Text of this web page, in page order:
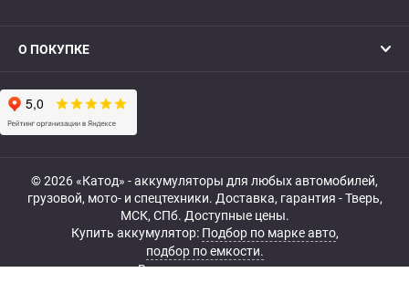
О ПОКУПКЕ
© 2026 «Катод» - аккумуляторы для любых автомобилей,
грузовой, мото- и спецтехники. Доставка, гарантия - Тверь,
МСК, СПб. Доступные цены.
Купить аккумулятор: Подбор по марке авто,
подбор по емкости.
Все права защищены.